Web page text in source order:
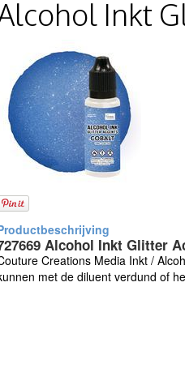
Inkt
Alcohol Inkt Glitter
Creations Media Inkt /
met de diluent verdund of